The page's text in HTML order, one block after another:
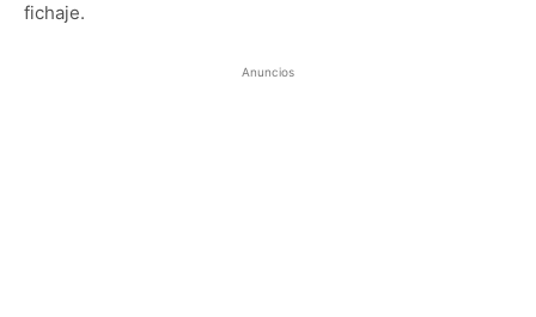
fichaje.
Anuncios